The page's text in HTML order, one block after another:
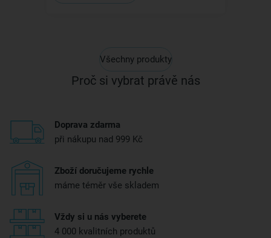
Všechny produkty
Proč si vybrat právě nás
Doprava zdarma
při nákupu nad 999 Kč
Zboží doručujeme rychle
máme téměr vše skladem
Vždy si u nás vyberete
4 000 kvalitních produktů